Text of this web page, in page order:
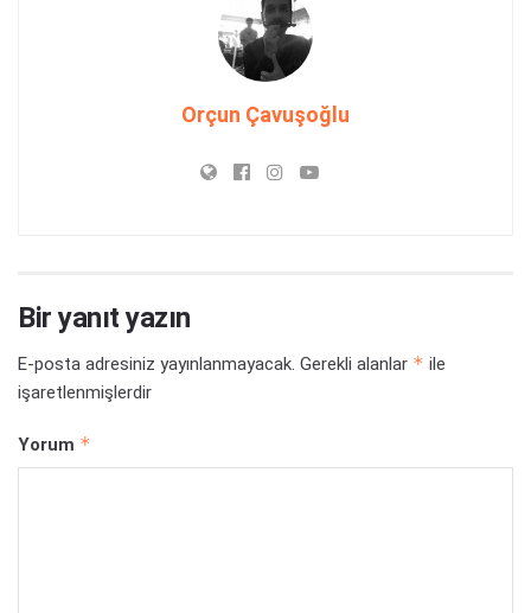
Orçun Çavuşoğlu
Bir yanıt yazın
E-posta adresiniz yayınlanmayacak. Gerekli alanlar * ile
işaretlenmişlerdir
Yorum *